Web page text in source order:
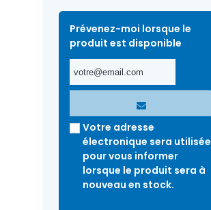
Prévenez-moi lorsque le
produit est disponible
Votre adresse
électronique sera utilisée
pour vous informer
lorsque le produit sera à
nouveau en stock.